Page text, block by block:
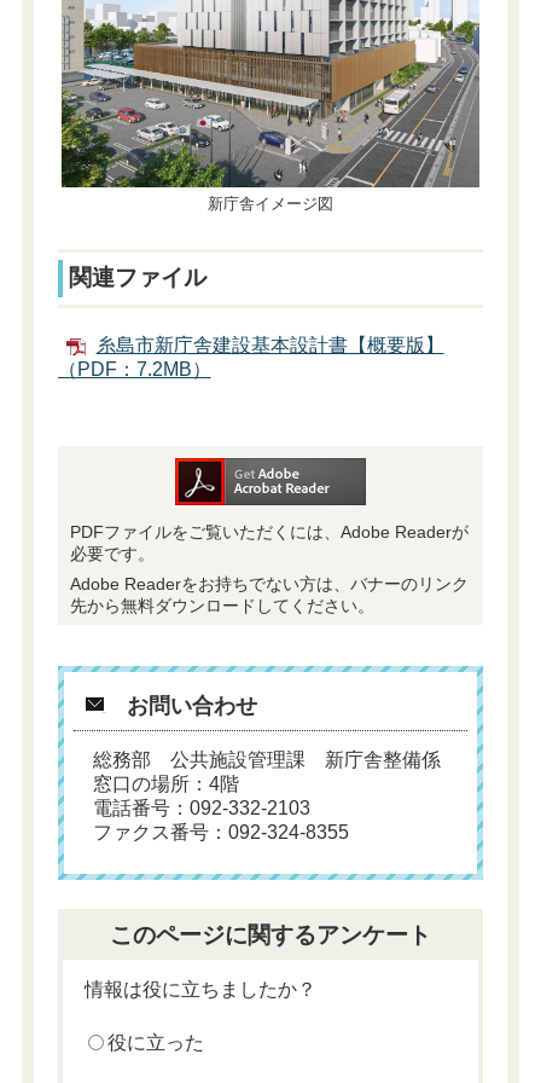
新庁舎イメージ図
関連ファイル
糸島市新庁舎建設基本設計書【概要版】
（PDF：7.2MB）
PDFファイルをご覧いただくには、Adobe Readerが
必要です。
Adobe Readerをお持ちでない方は、バナーのリンク
先から無料ダウンロードしてください。
お問い合わせ
総務部 公共施設管理課 新庁舎整備係
窓口の場所：4階
電話番号：092-332-2103
ファクス番号：092-324-8355
このページに関するアンケート
情報は役に立ちましたか？
役に立った